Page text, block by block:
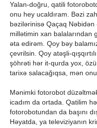
Yalan-doğru, qatili
onu hey ucaldıram. Bəzi
bəzilərinisə Qaçaq
millətimin xan balalarından
əta edirəm. Qoy bəy
çevrilsin. Qoy atəşli-
şöhrəti hər it-qurda yox,
tarixə salacağıqsa, mən
Mənimki fotorobot
icadım da ortada. Qatilim
fotorobotundan da başını
Həyatda, ya televiziyanın